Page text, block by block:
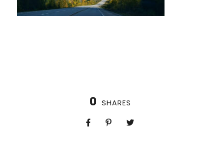
0 SHARES